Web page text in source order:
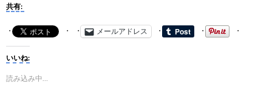
共有:
メールアドレス
いいね:
読み込み中…